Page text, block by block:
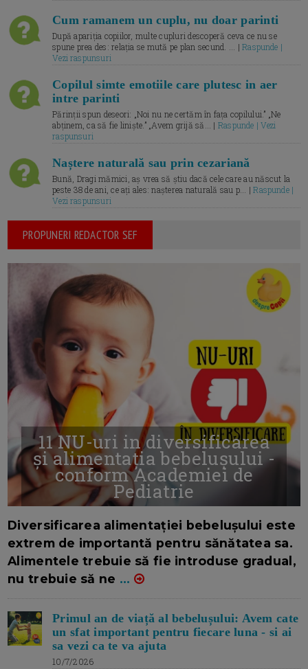
Cum ramanem un cuplu, nu doar parinti
După apariția copiilor, multe cupluri descoperă ceva ce nu se
spune prea des: relația se mută pe plan secund. ... |Raspunde |
Vezi raspunsuri
Copilul simte emotiile care plutesc in aer
intre parinti
Părinții spun deseori: „Noi nu ne certăm în fața copilului.” „Ne
abținem, ca să fie liniște.” „Avem grijă să... | Raspunde | Vezi
raspunsuri
Naștere naturală sau prin cezariană
Bună, Dragi mămici, aș vrea să știu dacă cele care au născut la
peste 38 de ani, ce ați ales: nașterea naturală sau p... |Raspunde |
Vezi raspunsuri
PROPUNERI REDACTOR SEF
11 NU-uri in diversificarea
și alimentația bebelușului -
conform Academiei de
Pediatrie
Diversificarea alimentației bebelușului este
extrem de importantă pentru sănătatea sa.
Alimentele trebuie să fie introduse gradual,
nu trebuie să ne ...
Primul an de viață al bebelușului: Avem cate
un sfat important pentru fiecare luna - si ai
sa vezi ca te va ajuta
10/7/2026